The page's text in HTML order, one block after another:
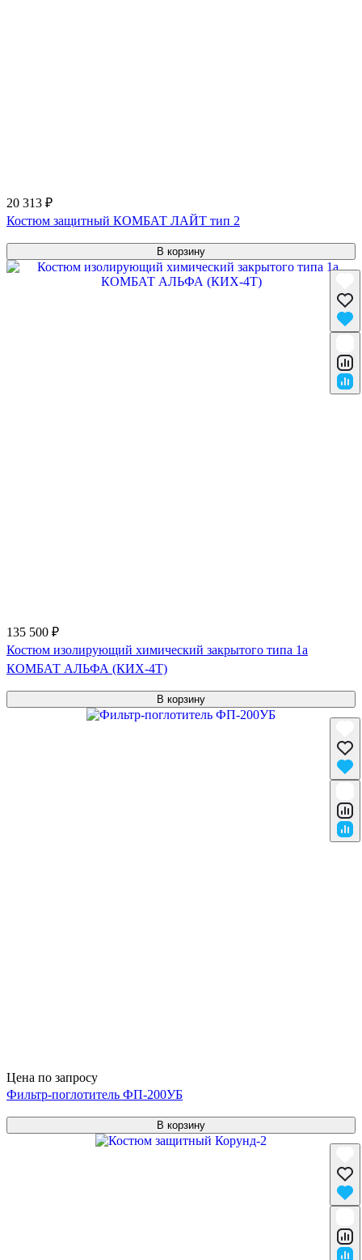
20 313 ₽
Костюм защитный КОМБАТ ЛАЙТ тип 2
В корзину
135 500 ₽
Костюм изолирующий химический закрытого типа 1a
КОМБАТ АЛЬФА (КИХ-4Т)
В корзину
Цена по запросу
Фильтр-поглотитель ФП-200УБ
В корзину